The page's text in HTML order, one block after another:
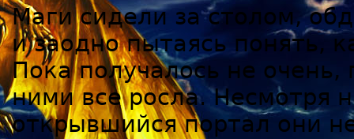
Маги сидели за столом,
и заодно пытаясь понять,
Пока получалось не
ними все росла. Несмотря
открывшийся портал они